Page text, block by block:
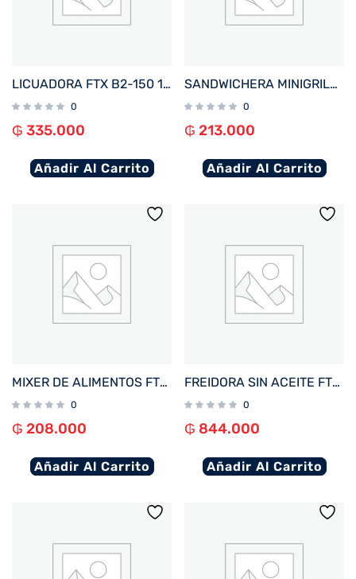
LICUADORA FTX B2-150 1.5L 1000W 220V JARRA VIDRIO ACERO INOXIDABLE
0
₲ 335.000
Añadir Al Carrito
SANDWICHERA MINIGRILL FTX 750W 220V MIXTERA/ WAFLERA SM2-750
0
₲ 213.000
Añadir Al Carrito
MIXER DE ALIMENTOS FTX 1000W 220V 3 EN 1 CON VASO INOX HB2-01
0
₲ 208.000
Añadir Al Carrito
FREIDORA SIN ACEITE FTX AF2-12V1 ELITE 12L 1800W 220V NEGRO DIGITAL
0
₲ 844.000
Añadir Al Carrito